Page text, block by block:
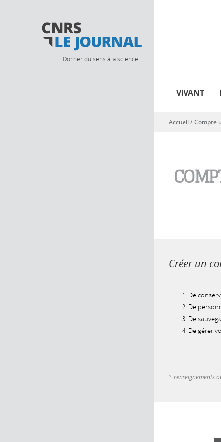
Donner du sens à la science
VIVANT
Vous êtes ici
Accueil/Compte
Créer un
De
De
De
De gérer
* renseignements